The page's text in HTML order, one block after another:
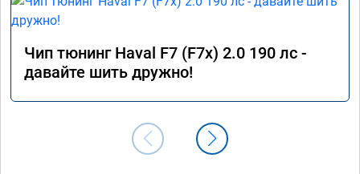
Чип тюнинг Haval F7 (F7x) 2.0 190 лс -
давайте шить дружно!